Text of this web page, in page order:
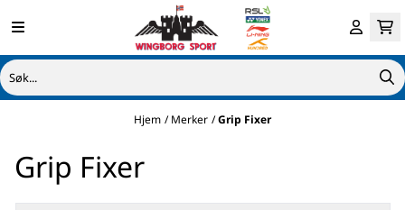
Hopp til innhold
Hjem /Merker /Grip Fixer
Grip Fixer